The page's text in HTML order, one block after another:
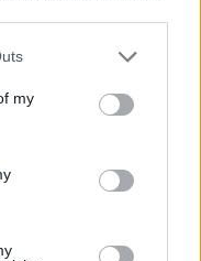
my
άνεση του να
κρεβάτι μέσα
σε ένα δροσερό
στο
της ύπαρξης
πρόκειται για πιο